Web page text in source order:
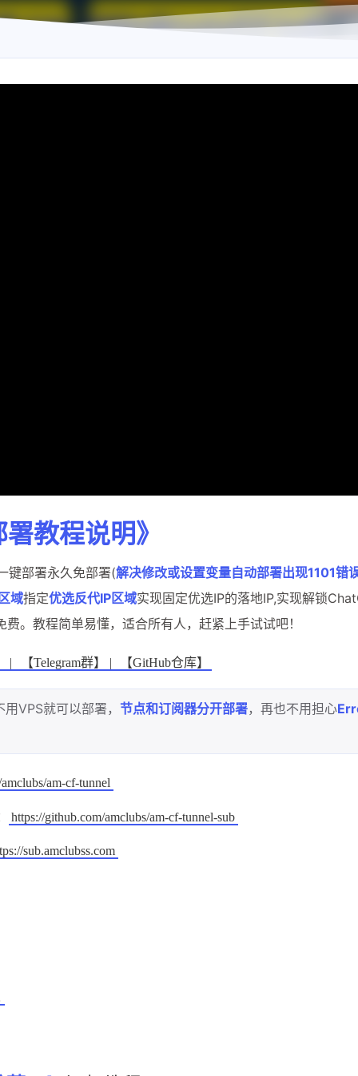
教程说明》
键部署永久免部署(解决修改或设置变量自动部署出现1101错
域指定优选反代IP区域实现固定优选IP的落地IP,实现解锁
。教程简单易懂，适合所有人，赶紧上手试试吧！
| 【Telegram群】 | 【GitHub仓库】
VPS就可以部署， 节点和订阅器分开部署，再也不用担心
am-cf-tunnel
https://github.com/amclubs/am-cf-tunnel-sub
sub.amclubss.com